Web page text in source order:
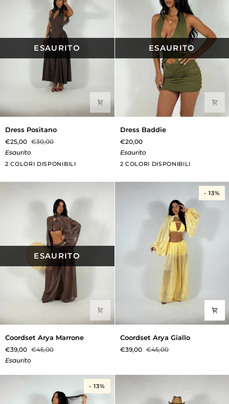
ESAURITO
Positano
Dress Positano
€25,00 €30,00
Esaurito
2 COLORI DISPONIBILI
MarroneBianco
ESAURITO
Baddie
Dress Baddie
€20,00
Esaurito
2 COLORI DISPONIBILI
VerdeBianco
ESAURITO
Arya
Marrone
Coordset Arya Marrone
€39,00 €45,00
Esaurito
- 13%
Arya
Giallo
Coordset Arya Giallo
€39,00 €45,00
- 13%